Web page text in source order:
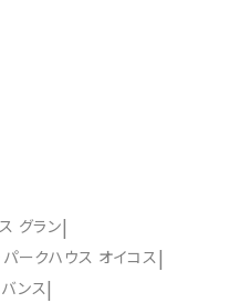
グラン
パークハウス オイコス
ンス